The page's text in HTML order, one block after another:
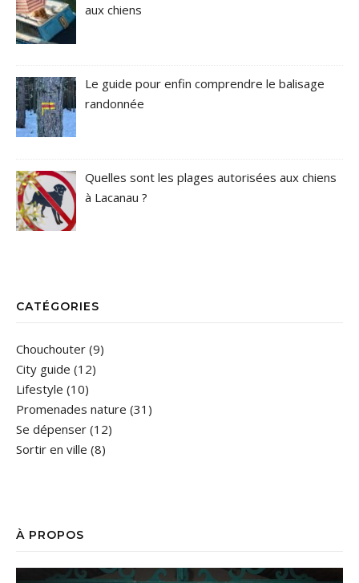
aux chiens
Le guide pour enfin comprendre le balisage
randonnée
Quelles sont les plages autorisées aux chiens
à Lacanau ?
CATÉGORIES
Chouchouter (9)
City guide (12)
Lifestyle (10)
Promenades nature (31)
Se dépenser (12)
Sortir en ville (8)
À PROPOS